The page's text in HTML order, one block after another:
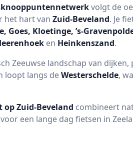
volgt de
het hart van Zuid-Beveland. Je
Kloetinge, ’s-
en Heinkenszand.
Zeeuwse landschap van
loopt langs deWesterschelde,
Zuid-Beveland combineert
een lange dag fietsen in